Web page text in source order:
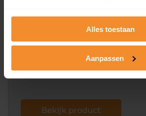
Alles toestaan
Aanpassen
Een uitgebreid overzicht van het
dit inclusief de luchtfoto!
Bekijk product